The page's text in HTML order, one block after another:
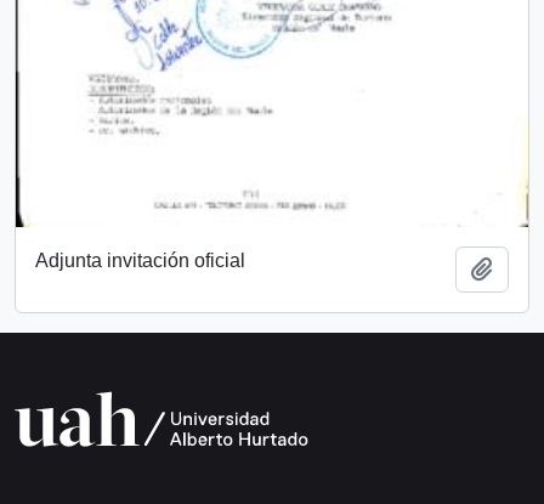
Adjunta invitación oficial